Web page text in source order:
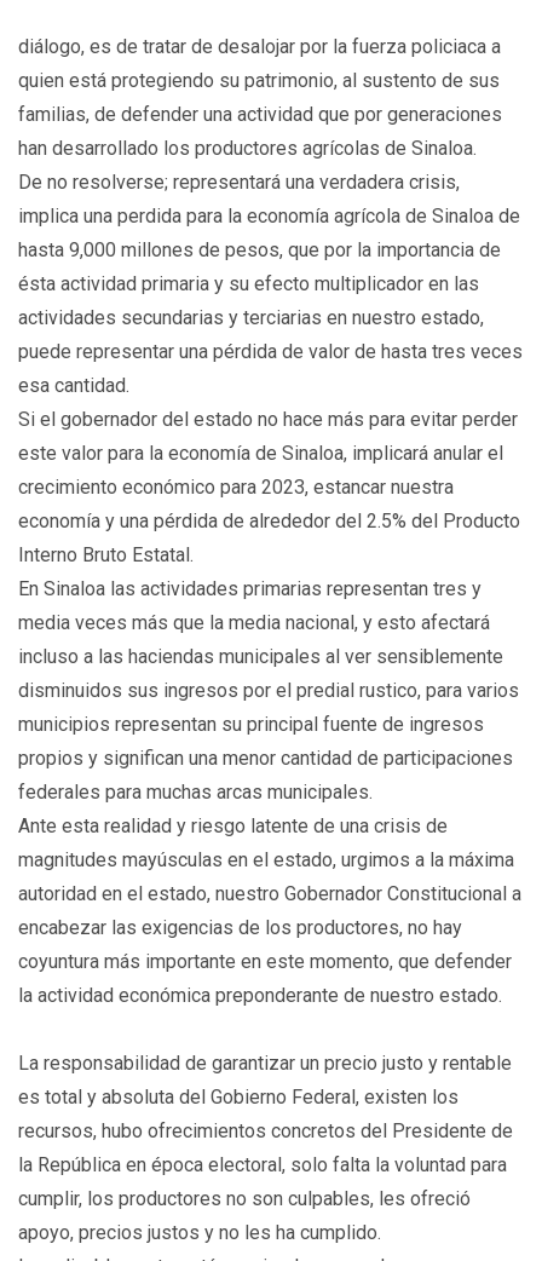
diálogo, es de tratar de desalojar por la fuerza policiaca a
quien está protegiendo su patrimonio, al sustento de sus
familias, de defender una actividad que por generaciones
han desarrollado los productores agrícolas de Sinaloa.
De no resolverse; representará una verdadera crisis,
implica una perdida para la economía agrícola de Sinaloa de
hasta 9,000 millones de pesos, que por la importancia de
ésta actividad primaria y su efecto multiplicador en las
actividades secundarias y terciarias en nuestro estado,
puede representar una pérdida de valor de hasta tres veces
esa cantidad.
Si el gobernador del estado no hace más para evitar perder
este valor para la economía de Sinaloa, implicará anular el
crecimiento económico para 2023, estancar nuestra
economía y una pérdida de alrededor del 2.5% del Producto
Interno Bruto Estatal.
En Sinaloa las actividades primarias representan tres y
media veces más que la media nacional, y esto afectará
incluso a las haciendas municipales al ver sensiblemente
disminuidos sus ingresos por el predial rustico, para varios
municipios representan su principal fuente de ingresos
propios y significan una menor cantidad de participaciones
federales para muchas arcas municipales.
Ante esta realidad y riesgo latente de una crisis de
magnitudes mayúsculas en el estado, urgimos a la máxima
autoridad en el estado, nuestro Gobernador Constitucional a
encabezar las exigencias de los productores, no hay
coyuntura más importante en este momento, que defender
la actividad económica preponderante de nuestro estado.
La responsabilidad de garantizar un precio justo y rentable
es total y absoluta del Gobierno Federal, existen los
recursos, hubo ofrecimientos concretos del Presidente de
la República en época electoral, solo falta la voluntad para
cumplir, los productores no son culpables, les ofreció
apoyo, precios justos y no les ha cumplido.